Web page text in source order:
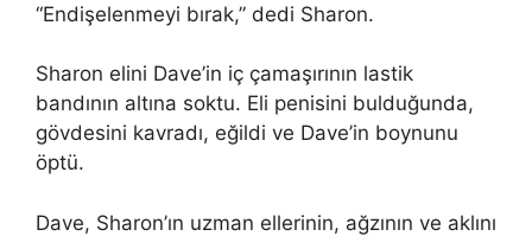
“Endişelenmeyi bırak,” dedi Sharon.
Sharon elini Dave’in iç çamaşırının lastik
bandının altına soktu. Eli penisini bulduğunda,
gövdesini kavradı, eğildi ve Dave’in boynunu
öptü.
Dave, Sharon’ın uzman ellerinin, ağzının ve aklını